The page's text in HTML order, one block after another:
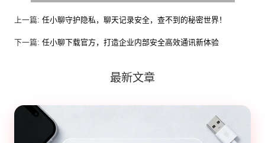
上一篇: 任小聊守护隐私，聊天记录安全，查不到的秘密世界！
下一篇: 任小聊下载官方，打造企业内部安全高效通讯新体验
最新文章